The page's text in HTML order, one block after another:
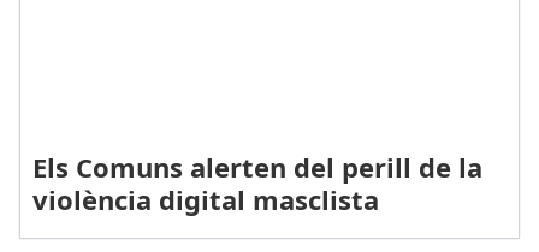
Els Comuns alerten del perill de la
violència digital masclista